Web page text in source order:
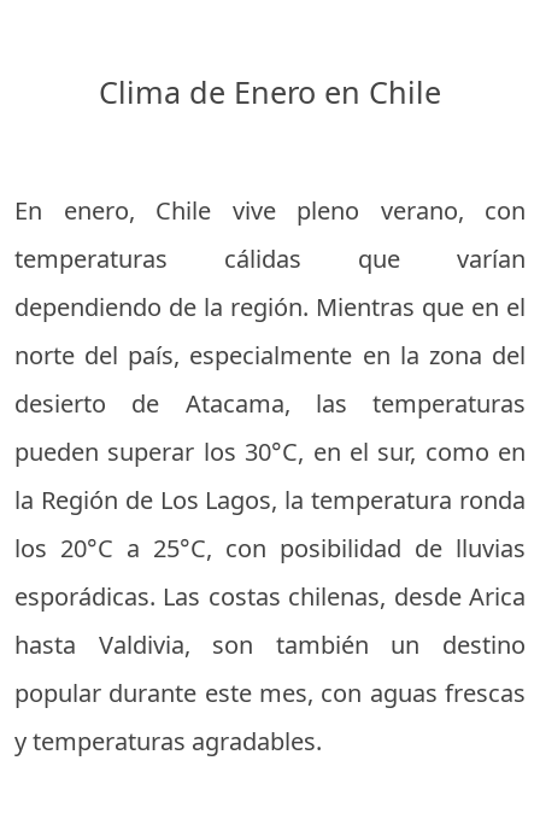
Clima de Enero en Chile
En enero, Chile vive pleno verano, con
temperaturas cálidas que varían
dependiendo de la región. Mientras que en el
norte del país, especialmente en la zona del
desierto de Atacama, las temperaturas
pueden superar los 30°C, en el sur, como en
la Región de Los Lagos, la temperatura ronda
los 20°C a 25°C, con posibilidad de lluvias
esporádicas. Las costas chilenas, desde Arica
hasta Valdivia, son también un destino
popular durante este mes, con aguas frescas
y temperaturas agradables.